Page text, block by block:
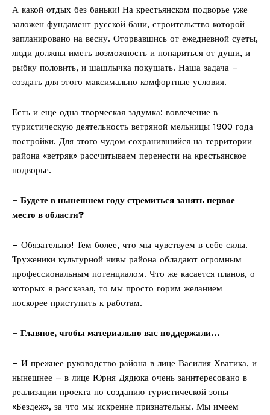
А какой отдых без баньки! На крестьянском подворье уже
заложен фундамент русской бани, строительство которой
запланировано на весну. Оторвавшись от ежедневной суеты,
люди должны иметь возможность и попариться от души, и
рыбку половить, и шашлычка покушать. Наша задача –
создать для этого максимально комфортные условия.
Есть и еще одна творческая задумка: вовлечение в
туристическую деятельность ветряной мельницы 1900 года
постройки. Для этого чудом сохранившийся на территории
района «ветряк» рассчитываем перенести на крестьянское
подворье.
– Будете в нынешнем году стремиться занять первое
место в области?
– Обязательно! Тем более, что мы чувствуем в себе силы.
Труженики культурной нивы района обладают огромным
профессиональным потенциалом. Что же касается планов, о
которых я рассказал, то мы просто горим желанием
поскорее приступить к работам.
– Главное, чтобы материально вас поддержали…
– И прежнее руководство района в лице Василия Хватика, и
нынешнее – в лице Юрия Дядюка очень заинтересовано в
реализации проекта по созданию туристической зоны
«Бездеж», за что мы искренне признательны. Мы имеем